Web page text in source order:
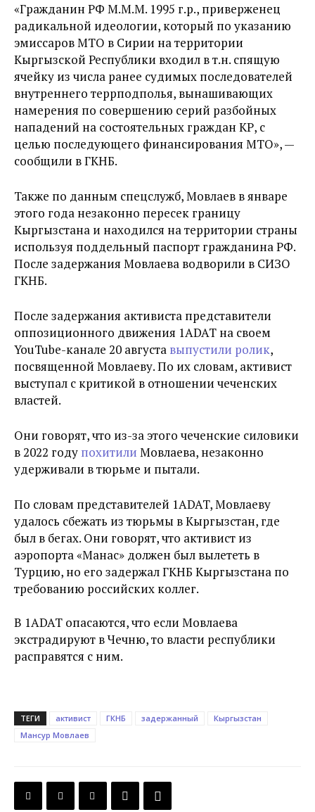
«Гражданин РФ М.М.М. 1995 г.р., приверженец
радикальной идеологии, который по указанию
эмиссаров МТО в Сирии на территории
Кыргызской Республики входил в т.н. спящую
ячейку из числа ранее судимых последователей
внутреннего террподполья, вынашивающих
намерения по совершению серий разбойных
нападений на состоятельных граждан КР, с
целью последующего финансирования МТО», —
сообщили в ГКНБ.
Также по данным спецслужб, Мовлаев в январе
этого года незаконно пересек границу
Кыргызстана и находился на территории страны
используя поддельный паспорт гражданина РФ.
После задержания Мовлаева водворили в СИЗО
ГКНБ.
После задержания активиста представители
оппозиционного движения 1ADAT на своем
YouTube-канале 20 августа выпустили ролик,
посвященной Мовлаеву. По их словам, активист
выступал с критикой в отношении чеченских
властей.
Они говорят, что из-за этого чеченские силовики
в 2022 году похитили Мовлаева, незаконно
удерживали в тюрьме и пытали.
По словам представителей 1ADAT, Мовлаеву
удалось сбежать из тюрьмы в Кыргызстан, где
был в бегах. Они говорят, что активист из
аэропорта «Манас» должен был вылететь в
Турцию, но его задержал ГКНБ Кыргызстана по
требованию российских коллег.
В 1ADAT опасаются, что если Мовлаева
экстрадируют в Чечню, то власти республики
расправятся с ним.
ТЕГИ активист ГКНБ задержанный
Кыргызстан
Мансур Мовлаев